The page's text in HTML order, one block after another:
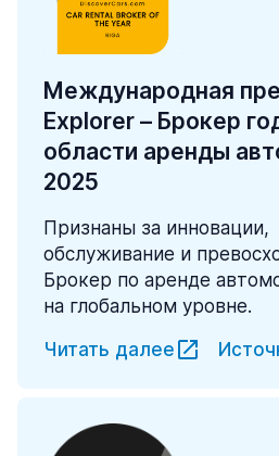
Международная
Explorer – Брокер
области аренды
2025
Признаны за инновации,
обслуживание и
Брокер по аренде
на глобальном уровне.
Читать далее